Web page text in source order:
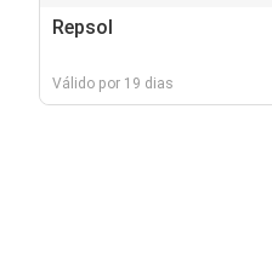
Repsol
Válido por 19 dias